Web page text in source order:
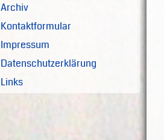
Archiv
Kontaktformular
Impressum
Datenschutzerklärung
Links